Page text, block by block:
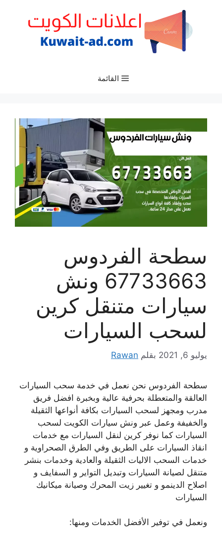
القائمة
سطحة الفردوس
67733663 ونش
سيارات متنقل كرين
لسحب السيارات
يوليو 6, 2021 بقلم Rawan
سطحة الفردوس نحن نعمل في خدمة سحب السيارات
العالقة والمتعطلة بحرفية عالية وبخبرة افضل فريق
مدرب ومجهز لسحب السيارات بكافة أنواعها الثقيلة
والخفيفة وعمل عبر ونش سيارات الكويت لسحب
السيارات كما نوفر كرين لنقل السيارات مع خدمات
انقاذ السيارات على الطريق وفي الطرق الصحراوية و
خدمات السحب الاليات الثقيلة والعادية وخدمات بنشر
متنقل لصيانة السيارات وتبديل التواير و السفايف و
اصلاح الدينمو و تغيير زيت المحرك وصيانة ميكانيك
السيارات
ونعمل في توفير الأفضل الخدمات ومنها: